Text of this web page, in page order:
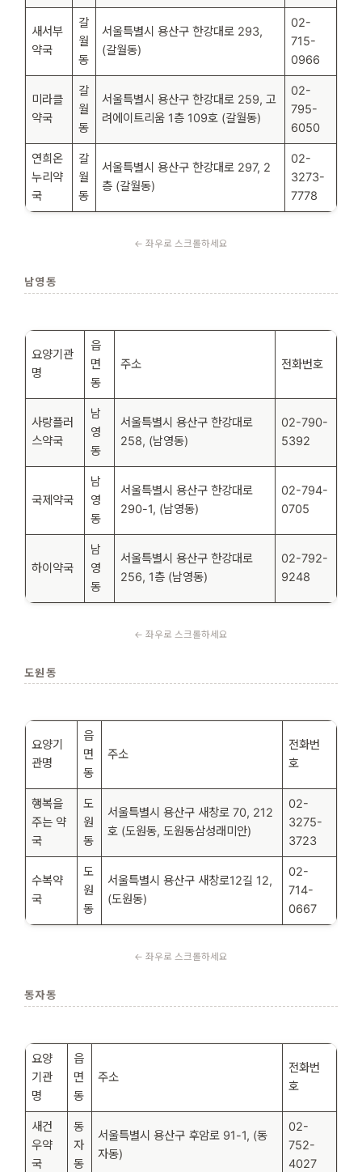
새서부
약국
갈
월
동
서울특별시 용산구 한강대로 293,
(갈월동)
02-
715-
0966
미라클
약국
갈
월
동
서울특별시 용산구 한강대로 259, 고
려에이트리움 1층 109호 (갈월동)
02-
795-
6050
연희온
누리약
국
갈
월
동
서울특별시 용산구 한강대로 297, 2
층 (갈월동)
02-
3273-
7778
남영동
요양기관
명
읍
면
동
주소 전화번호
사랑플러
스약국
남
영
동
서울특별시 용산구 한강대로
258, (남영동)
02-790-
5392
국제약국
남
영
동
서울특별시 용산구 한강대로
290-1, (남영동)
02-794-
0705
하이약국
남
영
동
서울특별시 용산구 한강대로
256, 1층 (남영동)
02-792-
9248
도원동
요양기
관명
읍
면
동
주소
전화번
호
행복을
주는 약
국
도
원
동
서울특별시 용산구 새창로 70, 212
호 (도원동, 도원동삼성래미안)
02-
3275-
3723
수복약
국
도
원
동
서울특별시 용산구 새창로12길 12,
(도원동)
02-
714-
0667
동자동
요양
기관
명
읍
면
동
주소
전화번
호
새건
우약
국
동
자
동
서울특별시 용산구 후암로 91-1, (동
자동)
02-
752-
4027